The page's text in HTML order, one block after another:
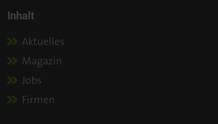
Inhalt
Aktuelles
Magazin
Jobs
Firmen